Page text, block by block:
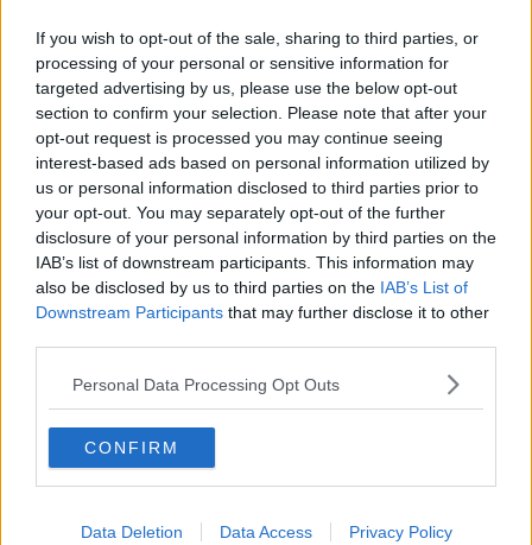
If you wish to opt-out of the sale, sharing to third parties, or
processing of your personal or sensitive information for
targeted advertising by us, please use the below opt-out
section to confirm your selection. Please note that after your
opt-out request is processed you may continue seeing
interest-based ads based on personal information utilized by
us or personal information disclosed to third parties prior to
your opt-out. You may separately opt-out of the further
disclosure of your personal information by third parties on the
IAB’s list of downstream participants. This information may
also be disclosed by us to third parties on the IAB’s List of
Downstream Participants that may further disclose it to other
Personal Data Processing Opt Outs
CONFIRM
Data Deletion Data Access Privacy Policy
Massa Carrara, 28 nuovi casi, il totale è 86
Toscana Nord ovest, 381 positivi, altri 3 bimbi
Toscana nord ovest, positivi Covid-19 salgono a
75
Check up aereo sulle linee elettriche
Elicottero in volo ispeziona le linee elettriche
Più di 100 nuovi alberi nelle sedi del Consorzio
Ato e RetiAmbienti, buone notizie dal Ministero
Termosifoni, quando vanno spenti Comune per
Comune
Cyberbullismo, a 62 Comuni fondi per